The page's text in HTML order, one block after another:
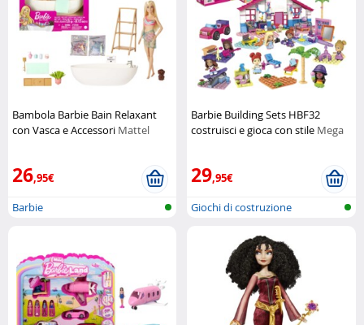
Bambola Barbie Bain Relaxant
con Vasca e Accessori Mattel
26,95€
Barbie
Barbie Building Sets HBF32
costruisci e gioca con stile Mega
29,95€
Giochi di costruzione